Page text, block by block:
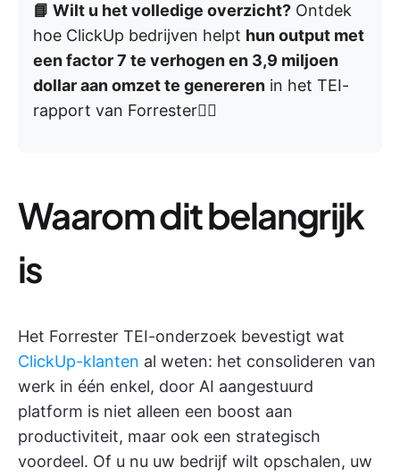
📘 Wilt u het volledige overzicht? Ontdek
hoe ClickUp bedrijven helpt hun output met
een factor 7 te verhogen en 3,9 miljoen
dollar aan omzet te genereren in het TEI-
rapport van Forrester👇🏼
Waarom dit belangrijk
is
Het Forrester TEI-onderzoek bevestigt wat
ClickUp-klanten al weten: het consolideren van
werk in één enkel, door AI aangestuurd
platform is niet alleen een boost aan
productiviteit, maar ook een strategisch
voordeel. Of u nu uw bedrijf wilt opschalen, uw